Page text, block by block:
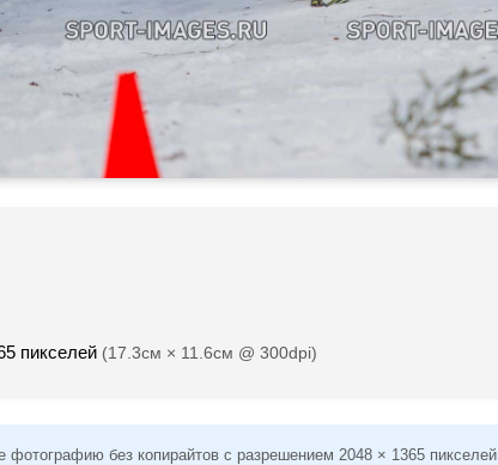
пикселей (17.3см × 11.6см @ 300dpi)
фотографию без копирайтов с разрешением 2048 × 1365 пикселей.